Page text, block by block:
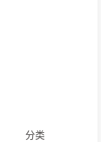
分类